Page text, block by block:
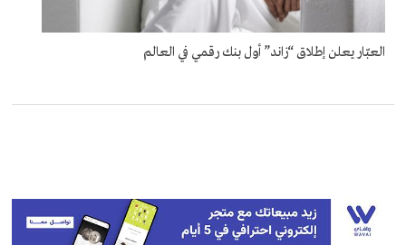
العبّار يعلن إطلاق “زاند” أول بنك رقمي في العالم